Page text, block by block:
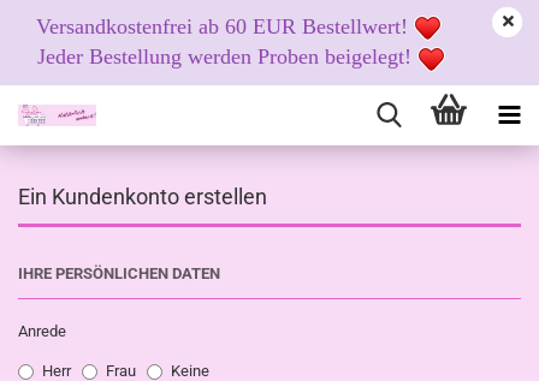
Versandkostenfrei ab 60 EUR Bestellwert!
Jeder Bestellung werden Proben beigelegt!
Ein Kundenkonto erstellen
IHRE PERSÖNLICHEN DATEN
Anrede
Herr Frau Keine